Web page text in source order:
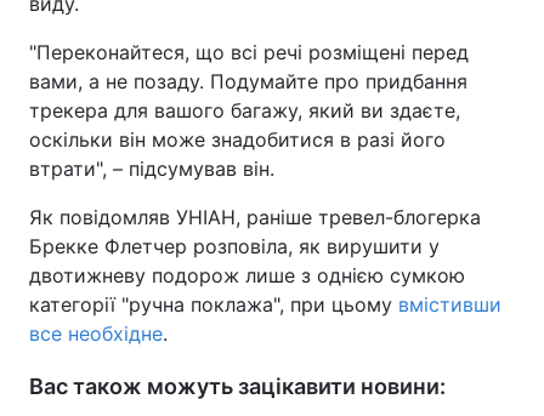
"Переконайтеся, що всі речі розміщені перед
вами, а не позаду. Подумайте про придбання
трекера для вашого багажу, який ви здаєте,
оскільки він може знадобитися в разі його
втрати", – підсумував він.
Як повідомляв УНІАН, раніше тревел-блогерка
Брекке Флетчер розповіла, як вирушити у
двотижневу подорож лише з однією сумкою
категорії "ручна поклажа", при цьому вмістивши
все необхідне.
Вас також можуть зацікавити новини: